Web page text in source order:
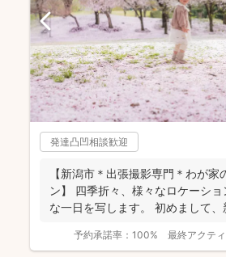
発達凸凹相談歓迎
【新潟市＊出張撮影専門＊わが家
ン】 四季折々、様々なロケーシ
な一日を写します。 初めまして、
予約承諾率： 100% 最終アクティ